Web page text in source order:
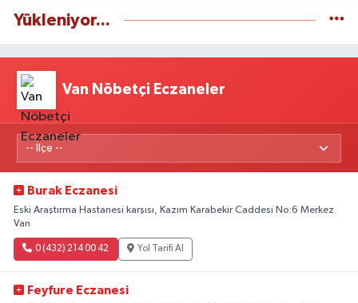
Yükleniyor...
Van Nöbetçi Eczaneler
Burak Eczanesi
Eski Araştırma Hastanesi karşısı, Kazım Karabekir Caddesi No:6 Merkez
Van
0 (432) 214 00 42 Yol Tarifi Al
Feyfure Eczanesi